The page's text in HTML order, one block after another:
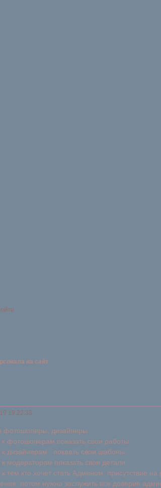
на сайт
19:22:33
фотошоперы, дизайнеры
фотошоперам показать свои работы
к дизайнерам покаать свои шабоны
модераторам показать свои детали
тем кто хочет стать Админом присутствие
потом нужно заслужить все доверие